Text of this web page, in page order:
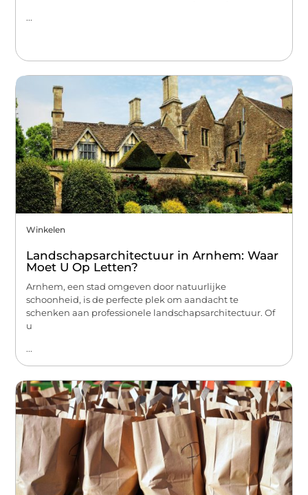
...
Winkelen
Landschapsarchitectuur in Arnhem: Waar
Moet U Op Letten?
Arnhem, een stad omgeven door natuurlijke
schoonheid, is de perfecte plek om aandacht te
schenken aan professionele landschapsarchitectuur. Of
u
...